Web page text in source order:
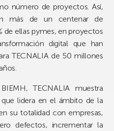
número de proyectos. Así,
más de un centenar de
de ellas pymes, en proyectos
digital que han
TECNALIA de 50 millones
TECNALIA muestra
lidera en el ámbito de la
su totalidad con empresas,
defectos, incrementar la